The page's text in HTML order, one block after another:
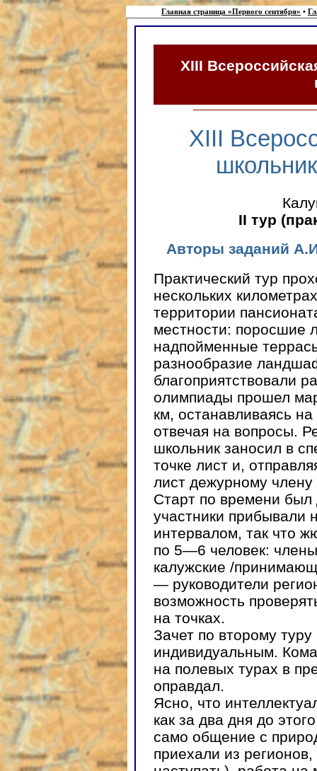
Главная страница «Первого сентября» •
XIII
XIII
II тур
Авторы заданий
Практический тур
нескольких
территории
местности: поросшие
надпойменные
разнообразие
благоприятствовали
олимпиады прошел
км, останавливаясь
отвечая на вопросы.
школьник заносил в
точке лист и,
лист дежурному
Старт по времени
участники прибывали
интервалом, так что
по 5—6 человек:
калужские /
— руководители
возможность
на точках.
Зачет по второму
индивидуальным.
на полевых турах в
оправдал.
Ясно, что
как за два дня до
само общение с
приехали из